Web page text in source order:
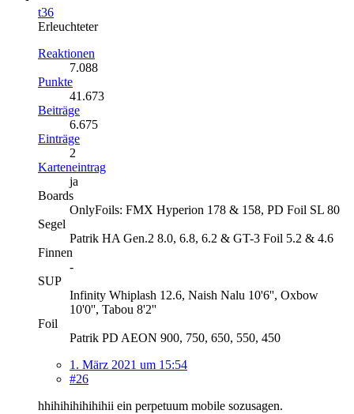
t36
Erleuchteter
Reaktionen
7.088
Punkte
41.673
Beiträge
6.675
Einträge
2
Karteneintrag
ja
Boards
OnlyFoils: FMX Hyperion 178 & 158, PD Foil SL 80
Segel
Patrik HA Gen.2 8.0, 6.8, 6.2 & GT-3 Foil 5.2 & 4.6
Finnen
-
SUP
Infinity Whiplash 12.6, Naish Nalu 10'6'', Oxbow
10'0'', Tabou 8'2''
Foil
Patrik PD AEON 900, 750, 650, 550, 450
1. März 2021 um 15:54
#26
hhihihihihihihii ein perpetuum mobile sozusagen.